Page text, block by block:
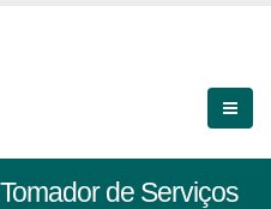
de Serviços